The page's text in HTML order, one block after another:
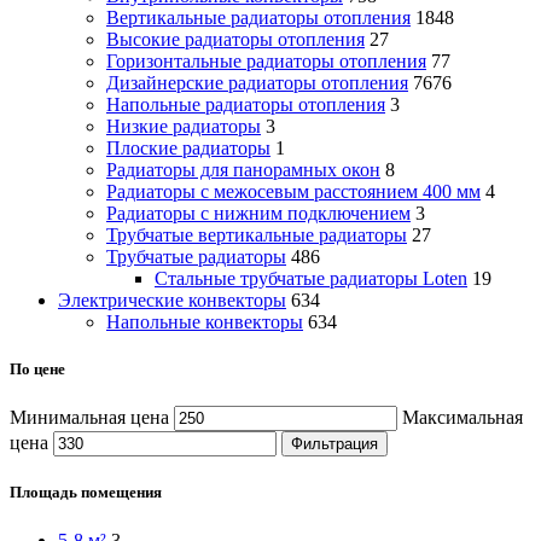
Вертикальные радиаторы отопления 1848
Высокие радиаторы отопления 27
Горизонтальные радиаторы отопления 77
Дизайнерские радиаторы отопления 7676
Напольные радиаторы отопления 3
Низкие радиаторы 3
Плоские радиаторы 1
Радиаторы для панорамных окон 8
Радиаторы с межосевым расстоянием 400 мм 4
Радиаторы с нижним подключением 3
Трубчатые вертикальные радиаторы 27
Трубчатые радиаторы 486
Cтальные трубчатые радиаторы Loten 19
Электрические конвекторы 634
Напольные конвекторы 634
По цене
Минимальная цена
Максимальная
цена
Фильтрация
Площадь помещения